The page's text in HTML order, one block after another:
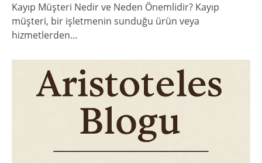
Kayıp Müşteri Nedir ve Neden Önemlidir? Kayıp
müşteri, bir işletmenin sunduğu ürün veya
hizmetlerden…